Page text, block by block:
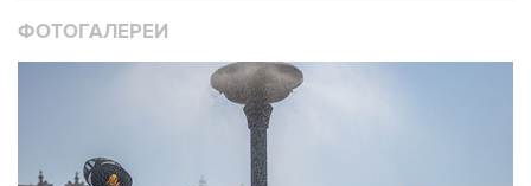
ФОТОГАЛЕРЕИ